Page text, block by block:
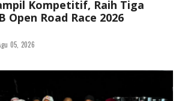
Kompetitif, Raih Tiga
Open Road Race 2026
05, 2026